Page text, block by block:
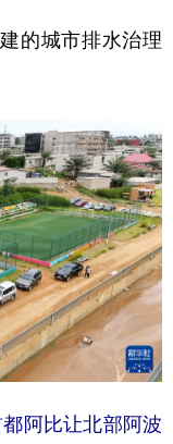
的城市排水治理
阿比让北部阿波